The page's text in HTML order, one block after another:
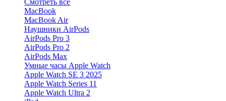
Смотреть всё
MacBook
MacBook Air
Наушники AirPods
AirPods Pro 3
AirPods Pro 2
AirPods Max
Умные часы Apple Watch
Apple Watch SE 3 2025
Apple Watch Series 11
Apple Watch Ultra 2